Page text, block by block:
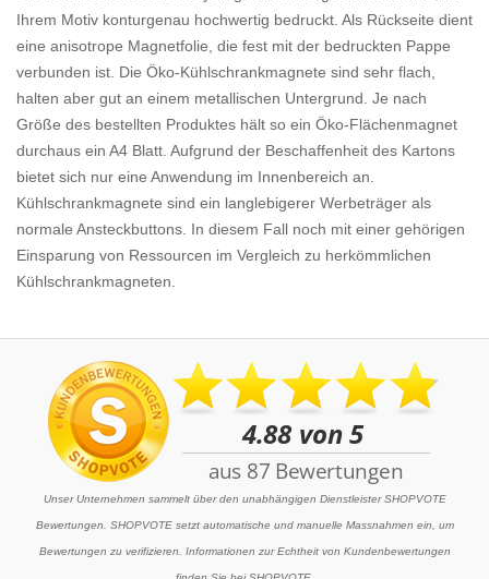
Ihrem Motiv konturgenau hochwertig bedruckt. Als Rückseite dient
eine anisotrope Magnetfolie, die fest mit der bedruckten Pappe
verbunden ist. Die Öko-Kühlschrankmagnete sind sehr flach,
halten aber gut an einem metallischen Untergrund. Je nach
Größe des bestellten Produktes hält so ein Öko-Flächenmagnet
durchaus ein A4 Blatt. Aufgrund der Beschaffenheit des Kartons
bietet sich nur eine Anwendung im Innenbereich an.
Kühlschrankmagnete sind ein langlebigerer Werbeträger als
normale Ansteckbuttons. In diesem Fall noch mit einer gehörigen
Einsparung von Ressourcen im Vergleich zu herkömmlichen
Kühlschrankmagneten.
Unser Unternehmen sammelt über den unabhängigen Dienstleister SHOPVOTE
Bewertungen. SHOPVOTE setzt automatische und manuelle Massnahmen ein, um
Bewertungen zu verifizieren. Informationen zur Echtheit von Kundenbewertungen